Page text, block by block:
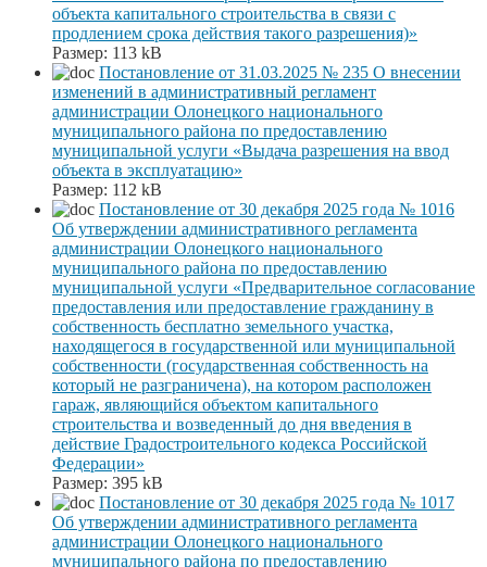
объекта капитального строительства в связи с
продлением срока действия такого разрешения)»
Размер: 113 kB
Постановление от 31.03.2025 № 235 О внесении
изменений в административный регламент
администрации Олонецкого национального
муниципального района по предоставлению
муниципальной услуги «Выдача разрешения на ввод
объекта в эксплуатацию»
Размер: 112 kB
Постановление от 30 декабря 2025 года № 1016
Об утверждении административного регламента
администрации Олонецкого национального
муниципального района по предоставлению
муниципальной услуги «Предварительное согласование
предоставления или предоставление гражданину в
собственность бесплатно земельного участка,
находящегося в государственной или муниципальной
собственности (государственная собственность на
который не разграничена), на котором расположен
гараж, являющийся объектом капитального
строительства и возведенный до дня введения в
действие Градостроительного кодекса Российской
Федерации»
Размер: 395 kB
Постановление от 30 декабря 2025 года № 1017
Об утверждении административного регламента
администрации Олонецкого национального
муниципального района по предоставлению